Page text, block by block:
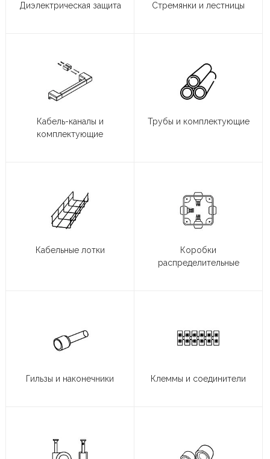
Диэлектрическая защита Стремянки и лестницы
Кабель-каналы и
комплектующие
Трубы и комплектующие
Кабельные лотки
Коробки
распределительные
Гильзы и наконечники Клеммы и соединители